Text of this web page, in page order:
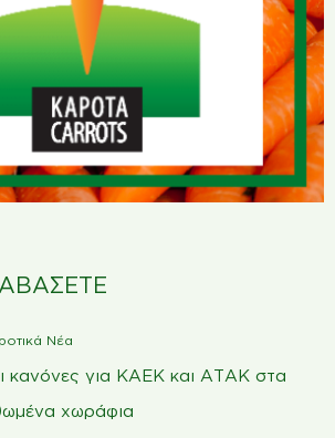
Νέα
κανόνες για ΚΑΕΚ και ΑΤΑΚ στα
χωράφια